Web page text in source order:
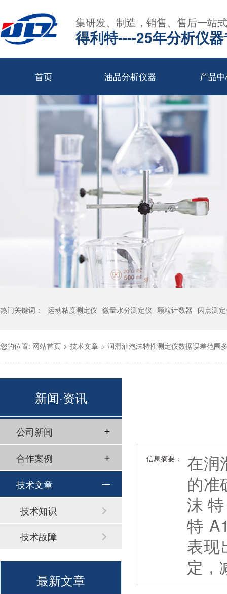
集研发、制造，销售、售后一站
得利特----25年分析仪
首页 油品分析仪器 产品
热门关键词： 运动粘度测定仪 微量水分测定仪 颗粒计数器 闪点测
您的位置: 网站首页 > 技术文章 > 润滑油泡沫特性测定仪数据误差范围
信息摘要：
在润
的准
沫
特
表
定，
新闻·资讯
公司新闻
合作案例
技术文章
技术知识
技术故障
最新文章